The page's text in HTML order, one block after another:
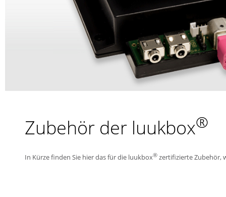
Zubehör der luukbox®
In Kürze finden Sie hier das für die luukbox® zertifizierte Zubehör,